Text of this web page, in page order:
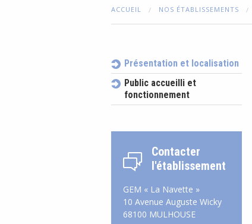
ACCUEIL NOS ÉTABLISSEMENTS
Présentation et localisation
Public accueilli et
fonctionnement
Contacter
l'établissement
GEM « La Navette »
10 Avenue Auguste Wicky
68100 MULHOUSE